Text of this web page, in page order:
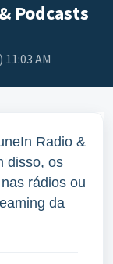
Podcasts
AM
Radio &
disso, os
rádios ou
da